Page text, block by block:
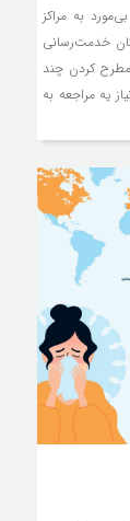
به مراکز
خدمت‌رسانی
مطرح کردن چند
یه مراجعه به